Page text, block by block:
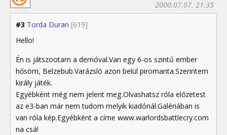
#3 Torda Duran [619]
2000.07.07. 21:35
Hello!
Én is játszootam a demóval.Van egy 6-os szintű ember
hősöm, Belzebub.Varázsló azon belül piromanta.Szerintem
király játék.
Egyébként még nem jelent meg.Olvashatsz róla előzetest
az e3-ban már nem tudom melyik kiadónál.Galériában is
van róla kép.Egyébként a címe www.warlordsbattlecry.com
na csá!